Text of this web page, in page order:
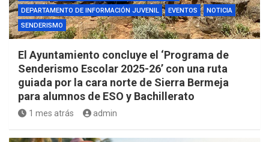
DEPARTAMENTO DE INFORMACIÓN JUVENIL
EVENTOS
NOTICIA
SENDERISMO
El Ayuntamiento concluye el ‘Programa de
Senderismo Escolar 2025-26’ con una ruta
guiada por la cara norte de Sierra Bermeja
para alumnos de ESO y Bachillerato
1 mes atrás admin